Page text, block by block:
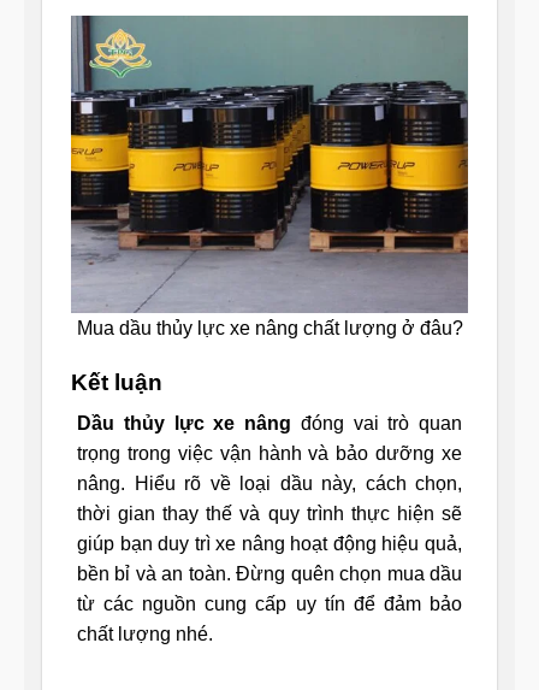
Mua dầu thủy lực xe nâng chất lượng ở đâu?
Kết luận
Dầu thủy lực xe nâng đóng vai trò quan
trọng trong việc vận hành và bảo dưỡng xe
nâng. Hiểu rõ về loại dầu này, cách chọn,
thời gian thay thế và quy trình thực hiện sẽ
giúp bạn duy trì xe nâng hoạt động hiệu quả,
bền bỉ và an toàn. Đừng quên chọn mua dầu
từ các nguồn cung cấp uy tín để đảm bảo
chất lượng nhé.